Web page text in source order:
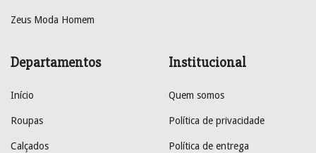
Zeus Moda Homem
Departamentos
Início
Roupas
Calçados
Institucional
Quem somos
Política de privacidade
Política de entrega